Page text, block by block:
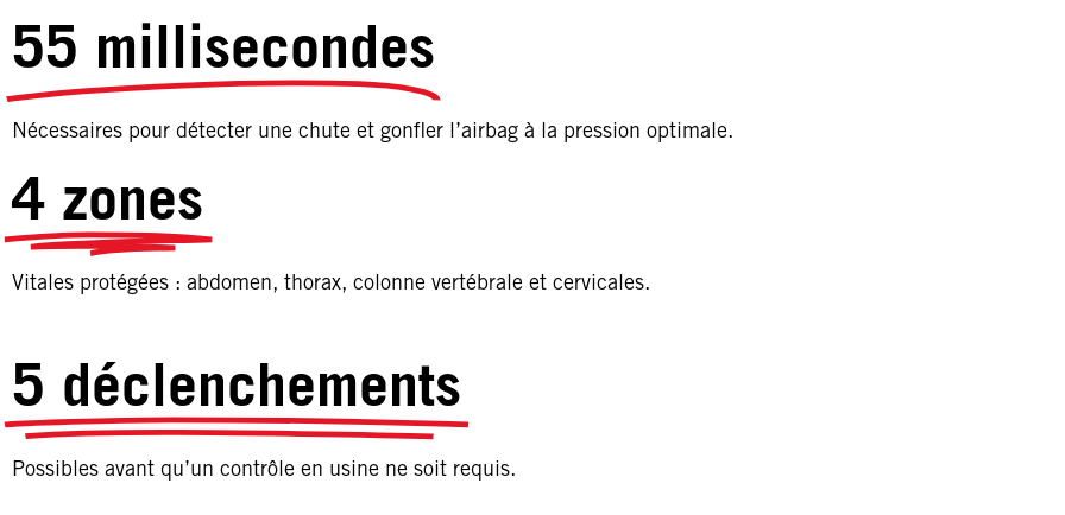
55 millisecondes
Nécessaires pour détecter une chute et gonfler l’airbag à la pression optimale.
4 zones
Vitales protégées : abdomen, thorax, colonne vertébrale et cervicales.
5 déclenchements
Possibles avant qu’un contrôle en usine ne soit requis.